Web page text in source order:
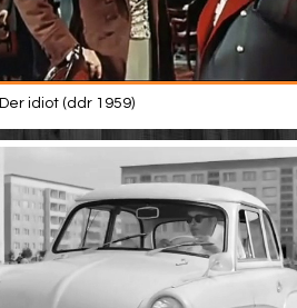
Der idiot (ddr 1959)